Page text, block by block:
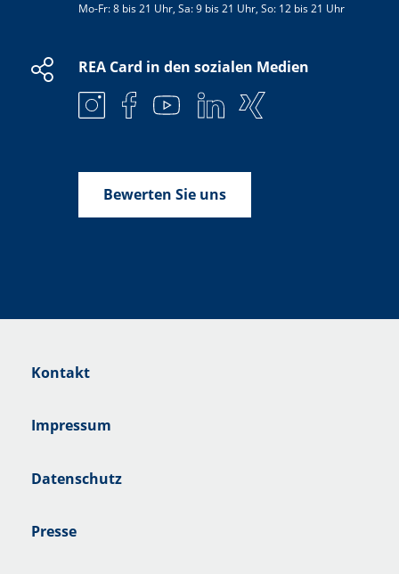
Mo-Fr: 8 bis 21 Uhr, Sa: 9 bis 21 Uhr, So: 12 bis 21 Uhr
REA Card in den sozialen Medien
Bewerten Sie uns
Kontakt
Impressum
Datenschutz
Presse